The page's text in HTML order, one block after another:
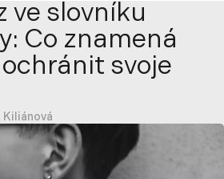
ve slovníku
Co znamená
ochránit svoje
Kiliánová